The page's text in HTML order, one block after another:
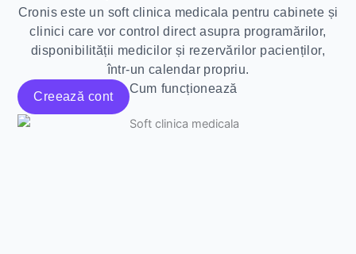
Cronis este un soft clinica medicala pentru cabinete și
clinici care vor control direct asupra programărilor,
disponibilității medicilor și rezervărilor pacienților,
într-un calendar propriu.
Creează cont
Cum funcționează